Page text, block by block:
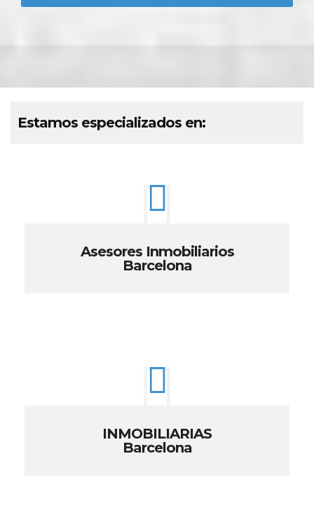
Estamos especializados en:
Asesores Inmobiliarios
Barcelona
INMOBILIARIAS
Barcelona